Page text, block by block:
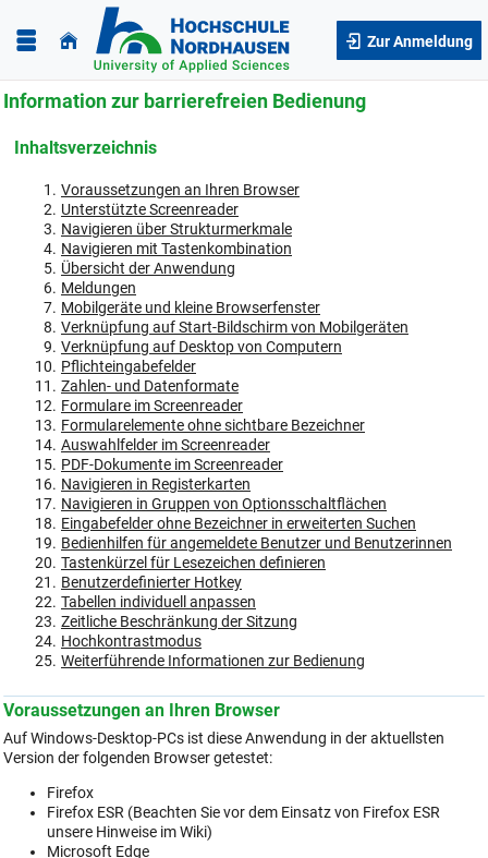
Zur Anmeldung
Information zur barrierefreien Bedienung
Inhaltsverzeichnis
Voraussetzungen an Ihren Browser
Unterstützte Screenreader
Navigieren über Strukturmerkmale
Navigieren mit Tastenkombination
Übersicht der Anwendung
Meldungen
Mobilgeräte und kleine Browserfenster
Verknüpfung auf Start-Bildschirm von Mobilgeräten
Verknüpfung auf Desktop von Computern
Pflichteingabefelder
Zahlen- und Datenformate
Formulare im Screenreader
Formularelemente ohne sichtbare Bezeichner
Auswahlfelder im Screenreader
PDF-Dokumente im Screenreader
Navigieren in Registerkarten
Navigieren in Gruppen von Optionsschaltflächen
Eingabefelder ohne Bezeichner in erweiterten Suchen
Bedienhilfen für angemeldete Benutzer und Benutzerinnen
Tastenkürzel für Lesezeichen definieren
Benutzerdefinierter Hotkey
Tabellen individuell anpassen
Zeitliche Beschränkung der Sitzung
Hochkontrastmodus
Weiterführende Informationen zur Bedienung
Voraussetzungen an Ihren Browser
Auf Windows-Desktop-PCs ist diese Anwendung in der aktuellsten
Version der folgenden Browser getestet:
Firefox
Firefox ESR (Beachten Sie vor dem Einsatz von Firefox ESR
unsere Hinweise im Wiki)
Microsoft Edge